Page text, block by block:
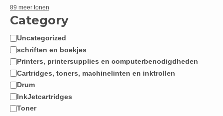
89 meer tonen
Category
Categorie
Uncategorized
schriften en boekjes
Printers, printersupplies en computerbenodigdheden
Cartridges, toners, machinelinten en inktrollen
Drum
InkJetcartridges
Toner